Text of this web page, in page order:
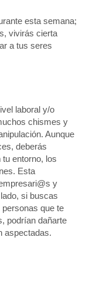
esta semana;
vivirás cierta
a tus seres
laboral y/o
chismes y
Aunque
deberás
entorno, los
Esta
y
si buscas
que te
podrían dañarte
aspectadas.